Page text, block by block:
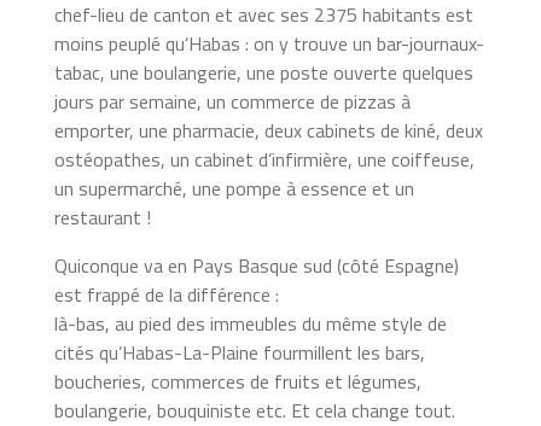
chef-lieu de canton et avec ses 2375 habitants est
moins peuplé qu’Habas : on y trouve un bar-journaux-
tabac, une boulangerie, une poste ouverte quelques
jours par semaine, un commerce de pizzas à
emporter, une pharmacie, deux cabinets de kiné, deux
ostéopathes, un cabinet d’infirmière, une coiffeuse,
un supermarché, une pompe à essence et un
restaurant !
Quiconque va en Pays Basque sud (côté Espagne)
est frappé de la différence :
là-bas, au pied des immeubles du même style de
cités qu’Habas-La-Plaine fourmillent les bars,
boucheries, commerces de fruits et légumes,
boulangerie, bouquiniste etc. Et cela change tout.